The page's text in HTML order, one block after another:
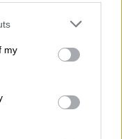
or more Google
You may click to
third-party tags to
in below Google
my